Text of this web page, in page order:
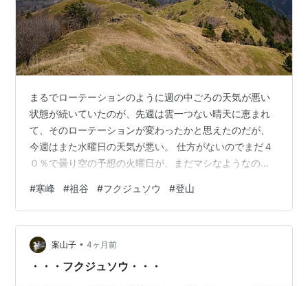
まるでローテーションのように週の中ごろの天気が悪い
状態が続いていたのが、先週は雲一つない晴天に恵まれ
て、そのローテーションが変わったかと思えたのだが、
今週はまた水曜日の天気が悪い。 仕方がないのでまだ４
０％で曇り空の予想の火曜日が、まだマシなようなので
かけられなかった西の奥様と、『寒峰のフクジュソウを
見に行こう』と話をしていたのだが、２週間経ってまだ
少しは咲いているかなと思って、寒峰の予定を変更せず
に登ってきた。 久しぶりに走る西祖谷から東祖谷の国道
４３９号線は、かづら橋あたり以外は道路幅も広くてと
#寒峰 #祖谷 #フクジュソウ #登山
案山子 • 4ヶ月前
・・・フクジュソウ・・・